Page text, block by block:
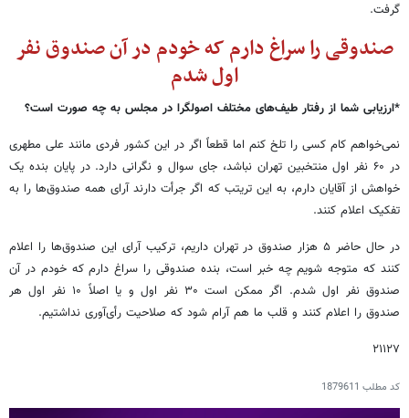
گرفت.
صندوقی را سراغ دارم که خودم در آن صندوق نفر
اول شدم
*ارزیابی شما از رفتار طیف‌های مختلف اصولگرا در مجلس به چه صورت است؟
نمی‌خواهم کام کسی را تلخ کنم اما قطعاً اگر در این کشور فردی مانند علی مطهری
در ۶۰ نفر اول منتخبین تهران نباشد، جای سوال و نگرانی دارد. در پایان بنده یک
خواهش از آقایان دارم، به این تریتب که اگر جرأت دارند آرای همه صندوق‌ها را به
تفکیک اعلام کنند.
در حال حاضر ۵ هزار صندوق در تهران داریم، ترکیب آرای این صندوق‌ها را اعلام
کنند که متوجه شویم چه خبر است، بنده صندوقی را سراغ دارم که خودم در آن
صندوق نفر اول شدم. اگر ممکن است ۳۰ نفر اول و یا اصلاً ۱۰ نفر اول هر
صندوق را اعلام کنند و قلب ما هم آرام شود که صلاحیت رأی‌آوری نداشتیم.
۲۱۱۲۷
کد مطلب 1879611